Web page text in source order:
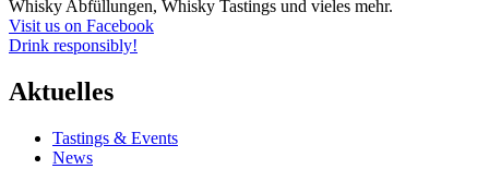
Whisky Abfüllungen, Whisky Tastings und vieles mehr.
Visit us on Facebook
Drink responsibly!
Aktuelles
Tastings & Events
News